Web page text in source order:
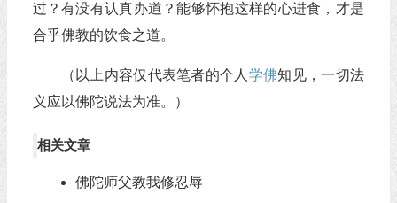
过？有没有认真办道？能够怀抱这样的心进食，才是
合乎佛教的饮食之道。
（以上内容仅代表笔者的个人 学佛知见，一切法
义应以佛陀说法为准。）
相关文章
佛陀师父教我修忍辱